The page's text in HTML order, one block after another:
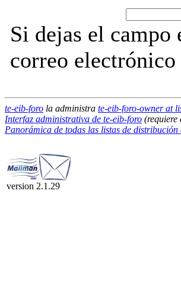
Si dejas el campo
correo electrónico
te-eib-foro la administra te-eib-foro-owner at
Interfaz administrativa de te-eib-foro (requiere
Panorámica de todas las listas de distribución
version 2.1.29